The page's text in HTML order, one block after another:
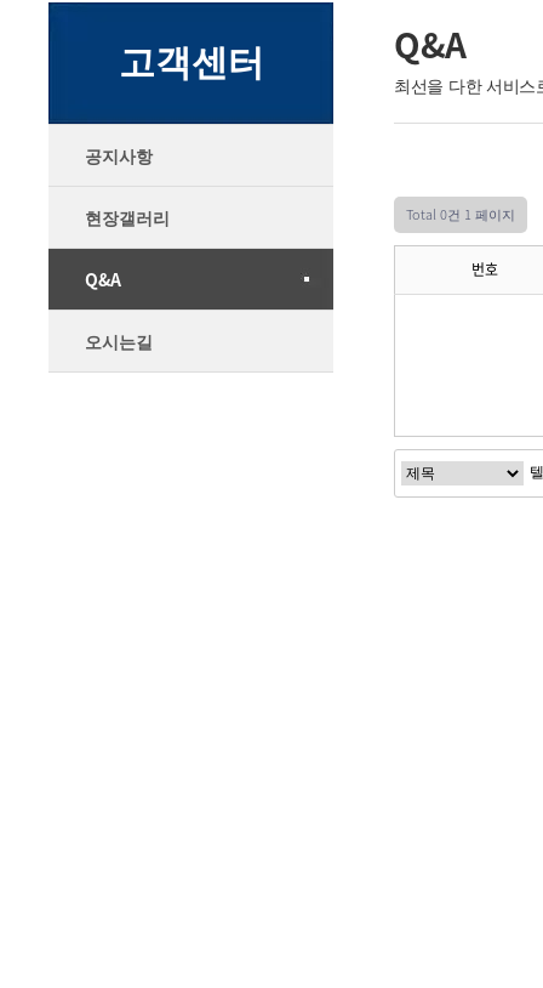
고객센터
공지사항
현장갤러리
Q&A
오시는길
Q&A
최선을 다한 서비
Total 0건 1 페이지
번호